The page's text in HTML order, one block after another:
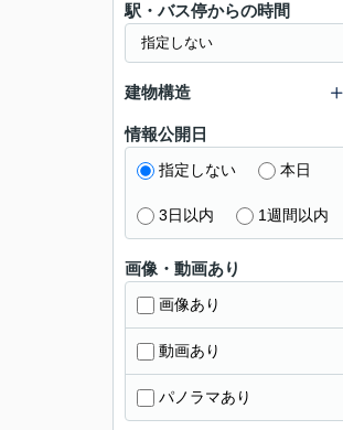
駅・バス停からの時間
建物構造
情報公開日
指定しない 本日
3日以内 1週間以内
画像・動画あり
画像あり
動画あり
パノラマあり